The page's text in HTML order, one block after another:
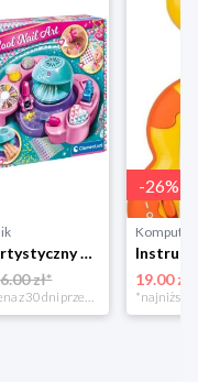
Zestaw artystyczny Clementoni Crazy chic Odjazdowe paznokcie 78771
zł*
*najniższa cena z 30 dni przed obniżką
-26%
19.00 zł